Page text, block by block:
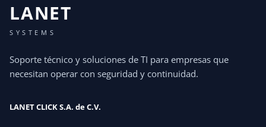
LANET
SYSTEMS
Soporte técnico y soluciones de TI para empresas que
necesitan operar con seguridad y continuidad.
LANET CLICK S.A. de C.V.